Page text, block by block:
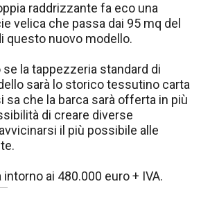
raddrizzante fa eco una
velica che passa dai 95 mq del
questo nuovo modello.
la tappezzeria standard di
sarà lo storico tessutino carta
sa che la barca sarà offerta in più
di creare diverse
il più possibile alle
ai 480.000 euro + IVA.